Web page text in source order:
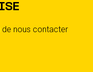
de nous contacter